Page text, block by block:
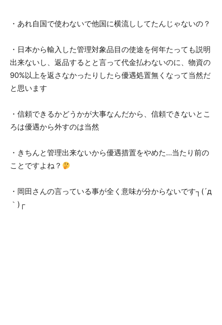
・あれ自国で使わないで他国に横流ししてたんじゃないの？
・日本から輸入した管理対象品目の使途を何年たっても説明
出来ないし、返品するとと言って代金払わないのに、物資の
90%以上を返さなかったりしたら優遇処置無くなって当然だ
と思います
・信頼できるかどうかが大事なんだから、信頼できないとこ
ろは優遇から外すのは当然
・きちんと管理出来ないから優遇措置をやめた…当たり前の
ことですよね？
・岡田さんの言っている事が全く意味が分からないです┐(´д
｀)┌